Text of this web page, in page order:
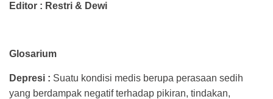
Editor : Restri & Dewi
Glosarium
Depresi : Suatu kondisi medis berupa perasaan sedih
yang berdampak negatif terhadap pikiran, tindakan,